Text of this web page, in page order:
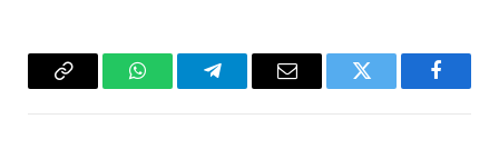
فيسبوك تويتر
البريد
تيلقرام واتساب Copy